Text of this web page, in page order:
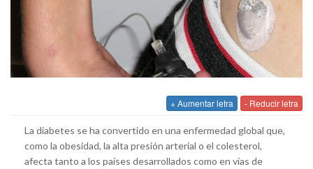
+ Aumentar letra - Reducir letra
La diabetes se ha convertido en una enfermedad global que,
como la obesidad, la alta presión arterial o el colesterol,
afecta tanto a los países desarrollados como en vías de